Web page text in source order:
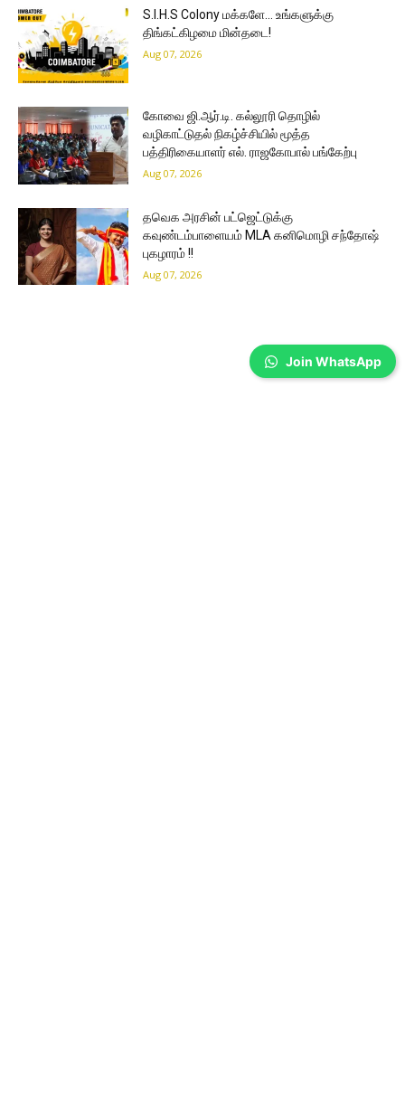
S.I.H.S Colony மக்களே… உங்களுக்கு
திங்கட்கிழமை மின்தடை!
Aug 07, 2026
கோவை ஜி.ஆர்.டி. கல்லூரி தொழில்
வழிகாட்டுதல் நிகழ்ச்சியில் மூத்த
பத்திரிகையாளர் எல். ராஜகோபால் பங்கேற்பு
Aug 07, 2026
தவெக அரசின் பட்ஜெட்டுக்கு
கவுண்டம்பாளையம் MLA கனிமொழி சந்தோஷ்
புகழாரம் !!
Aug 07, 2026
Join WhatsApp